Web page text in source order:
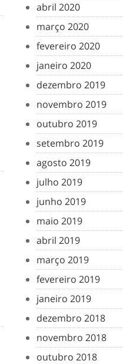
abril 2020
março 2020
fevereiro 2020
janeiro 2020
dezembro 2019
novembro 2019
outubro 2019
setembro 2019
agosto 2019
julho 2019
junho 2019
maio 2019
abril 2019
março 2019
fevereiro 2019
janeiro 2019
dezembro 2018
novembro 2018
outubro 2018